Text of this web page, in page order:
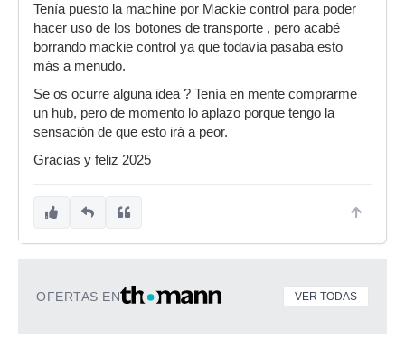
Tenía puesto la machine por Mackie control para poder
hacer uso de los botones de transporte , pero acabé
borrando mackie control ya que todavía pasaba esto
más a menudo.
Se os ocurre alguna idea ? Tenía en mente comprarme
un hub, pero de momento lo aplazo porque tengo la
sensación de que esto irá a peor.
Gracias y feliz 2025
OFERTAS EN VER TODAS